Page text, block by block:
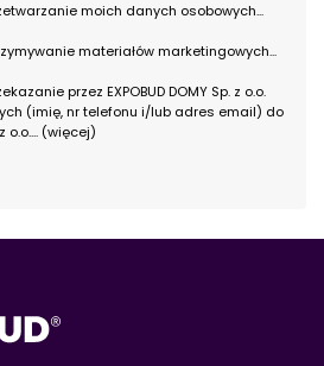
moich danych osobowych...
materiałów marketingowych...
przez EXPOBUD DOMY Sp. z o.o.
(imię, nr telefonu i/lub adres email) do
o.o.... (więcej)